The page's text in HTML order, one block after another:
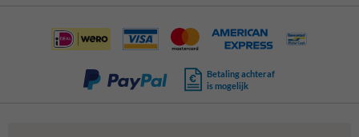
Betaling achteraf
is mogelijk